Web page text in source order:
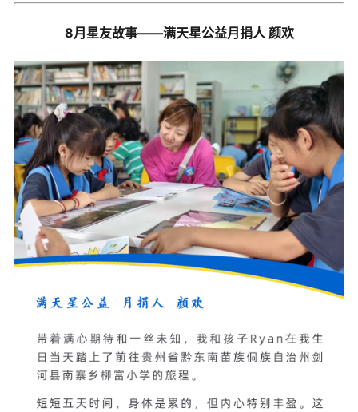
8月星友故事——满天星公益月捐人 颜欢